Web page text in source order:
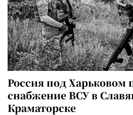
Россия под Харьковом
снабжение ВСУ в
Краматорске